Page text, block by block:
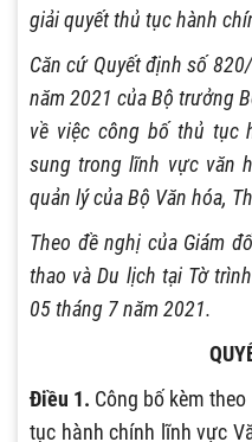
giải quyết thủ tục hành
Căn cứ Quyết định số
năm 2021 của Bộ trưởng
về việc công bố thủ tục
sung trong lĩnh vực văn
quản lý của Bộ Văn hóa,
Theo đề nghị của Giám
thao và Du lịch tại Tờ
05 tháng 7 năm 2021.
Điều 1. Công bố kèm
tục hành chính lĩnh vực